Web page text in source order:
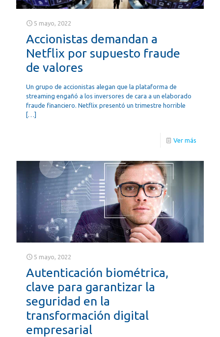
5 mayo, 2022
Accionistas demandan a
Netflix por supuesto fraude
de valores
Un grupo de accionistas alegan que la plataforma de
streaming engañó a los inversores de cara a un elaborado
fraude financiero. Netflix presentó un trimestre horrible
[…]
Ver más
5 mayo, 2022
Autenticación biométrica,
clave para garantizar la
seguridad en la
transformación digital
empresarial